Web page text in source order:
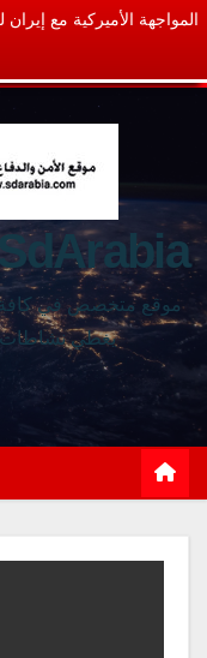
المواجهة الأميركية مع
موقع متخصص في كافة
يغطي نشاطات